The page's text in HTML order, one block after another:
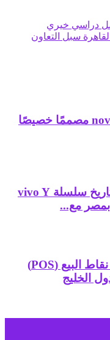
دراسي خيري
سبل التعاون
هاتف nova 15 Max مصممًا خصيصًا
أكبر بطارية في تاريخ سلسلة vivo Y
مع...
Zoho تطلق حل نقاط البيع (POS)
الخليج